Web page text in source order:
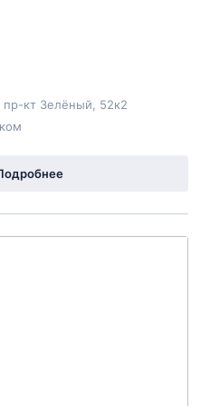
пр-кт Зелёный , 52к2